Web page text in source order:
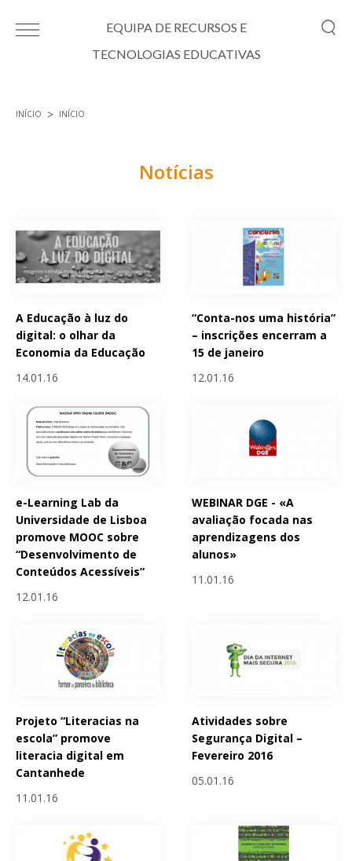
EQUIPA DE RECURSOS E
TECNOLOGIAS EDUCATIVAS
INÍCIO INÍCIO
Notícias
A Educação à luz do
digital: o olhar da
Economia da Educação
14.01.16
“Conta-nos uma história”
– inscrições encerram a
15 de janeiro
12.01.16
e-Learning Lab da
Universidade de Lisboa
promove MOOC sobre
“Desenvolvimento de
Conteúdos Acessíveis”
12.01.16
WEBINAR DGE - «A
avaliação focada nas
aprendizagens dos
alunos»
11.01.16
Projeto “Literacias na
escola” promove
literacia digital em
Cantanhede
11.01.16
Atividades sobre
Segurança Digital –
Fevereiro 2016
05.01.16
Páginas